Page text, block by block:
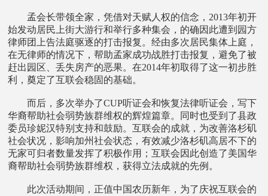
孟会长带领全家，凭借对天赋人权的信念，2013年初开
始发动居民上街大游行和举行多种集会，的确因此遭到园方
律师团上告法庭驱逐的打击报复。经由多次居民集体上庭，
在无律师的情况下，帮助孟家成功战胜打击报复，避免了被
赶出园区、丢失房产的恶果。在2014年初取得了这一初步胜
利，奠定了互联会稳固的基础。
而后，多次举办了CUP听证会和恢复法律听证会，写下
华裔帮助社会弱势族群维权的辉煌篇章。同时也受到了县政
委员珍妮汉特别支持和鼓励。互联会的成就，为改善洛杉矶
社会状况，影响加州社会状态，有效减少洛杉矶高居不下的
无家可归者数量发挥了积极作用；互联会因此创造了美国华
裔帮助社会弱势族群维权，获得立法成就的先例。
此次活动期间，正值中国农历新年，为了庆祝互联会的